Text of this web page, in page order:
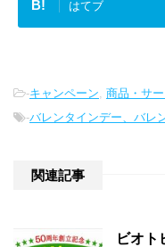
B! はてブ
-キャンペーン 商品・サ
-バレンタインデー、バレ
関連記事
ビオ